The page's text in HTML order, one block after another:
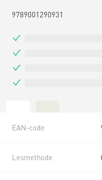
9789001290931
EAN-code
Lesmethode